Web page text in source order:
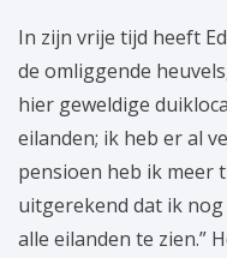
In zijn vrije tijd heeft
de omliggende
hier geweldige
eilanden; ik heb er al
pensioen heb ik meer
uitgerekend dat ik
alle eilanden te zien.”